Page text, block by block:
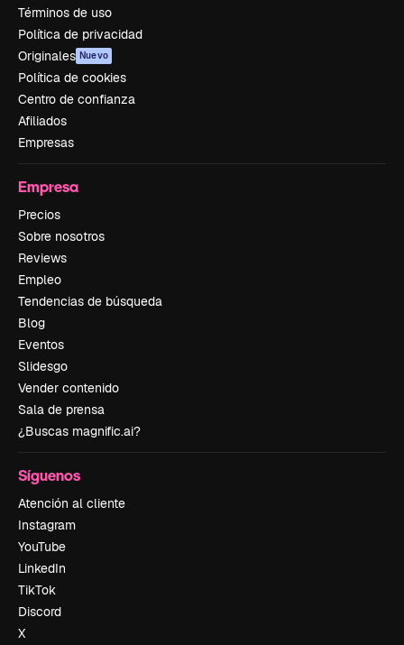
Términos de uso
Política de privacidad
Originales Nuevo
Política de cookies
Centro de confianza
Afiliados
Empresas
Empresa
Precios
Sobre nosotros
Reviews
Empleo
Tendencias de búsqueda
Blog
Eventos
Slidesgo
Vender contenido
Sala de prensa
¿Buscas magnific.ai?
Síguenos
Atención al cliente
Instagram
YouTube
LinkedIn
TikTok
Discord
X